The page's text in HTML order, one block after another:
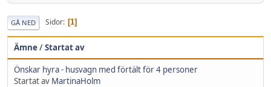
GÅ NED Sidor 1
Ämne/Startat av
Önskar hyra - husvagn med förtält för 4 personer
Startat av MartinaHolm